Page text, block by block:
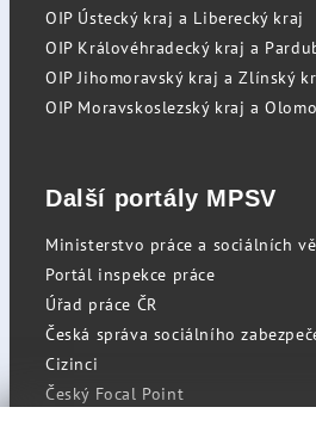
OIP Ústecký kraj a Liberecký kraj
OIP Královéhradecký kraj a
OIP Jihomoravský kraj a Zlínský
OIP Moravskoslezský kraj a
Další portály MPSV
Ministerstvo práce a sociálních
Portál inspekce práce
Úřad práce ČR
Česká správa sociálního
Cizinci
Český Focal Point